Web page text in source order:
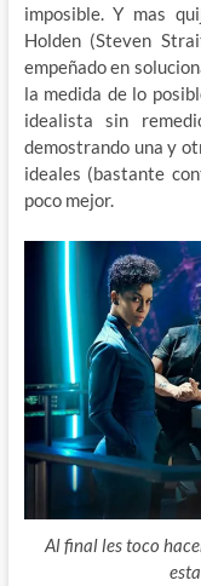
imposible. Y mas
Holden (Steven
empeñado en
la medida de lo
idealista sin
demostrando una y
ideales (bastante
poco mejor.
Al final les toco